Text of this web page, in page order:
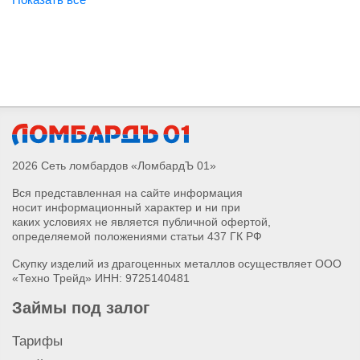
Продать кольцо с бриллиантом
Продать лом золота
Продать золотые запонки
Продать золотые часы
Продать золотой крестик
Продать золотое обручальное кольцо
Продать золотое колье
Продать золотую брошь
2026 Сеть ломбардов «ЛомбардЪ 01»
Вся представленная на сайте информация
носит информационный характер и ни при
каких условиях не является публичной офертой,
определяемой положениями статьи 437 ГК РФ
Скупку изделий из драгоценных металлов осуществляет ООО
«Техно Трейд» ИНН: 9725140481
Займы под залог
Тарифы